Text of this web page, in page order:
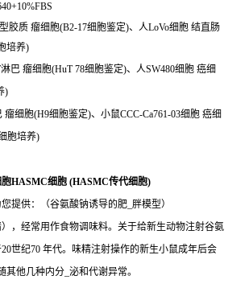
胶质 瘤细胞(B2-17细胞鉴定)、人LoVo细胞 结直肠
培养)
巴 瘤细胞(HuT 78细胞鉴定)、人SW480细胞 癌细
)
瘤细胞(H9细胞鉴定)、小鼠CCC-Ca761-03细胞 癌细
胞培养)
HASMC细胞 (HASMC传代细胞)
提供：（谷氨酸钠诱导的肥_胖模型）
，经常用作食物调味料。关于给新生动物注射谷氨
世纪70 年代。味精注射操作的新生小鼠成年后会
其他几种内分_泌和代谢异常。